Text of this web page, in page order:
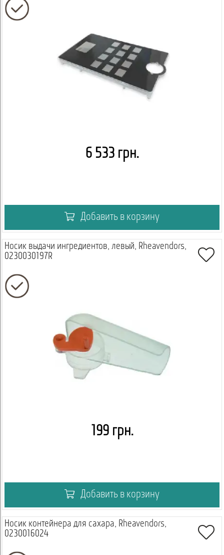
6 533 грн.
Добавить в корзину
Носик выдачи ингредиентов, левый, Rheavendors,
0230030197R
199 грн.
Добавить в корзину
Носик контейнера для сахара, Rheavendors,
0230016024